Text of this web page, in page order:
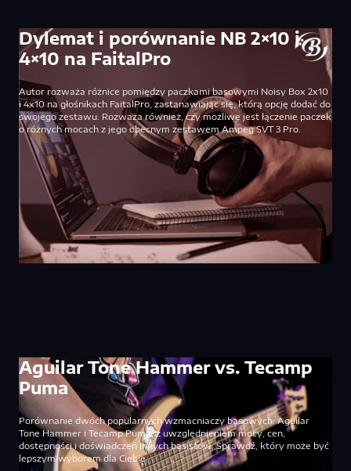
Dylemat i porównanie NB 2×10 i
4×10 na FaitalPro
Autor rozważa różnice pomiędzy paczkami basowymi Noisy Box 2x10
i 4x10 na głośnikach FaitalPro, zastanawiając się, którą opcję dodać do
swojego zestawu. Rozważa również, czy możliwe jest łączenie paczek
o różnych mocach z jego obecnym zestawem Ampeg SVT 3 Pro.
Aguilar Tone Hammer vs. Tecamp
Puma
Porównanie dwóch popularnych wzmacniaczy basowych: Aguilar
Tone Hammer i Tecamp Puma, z uwzględnieniem mocy, cen,
dostępności i doświadczeń innych basistów. Sprawdź, który może być
lepszym wyborem dla Ciebie.